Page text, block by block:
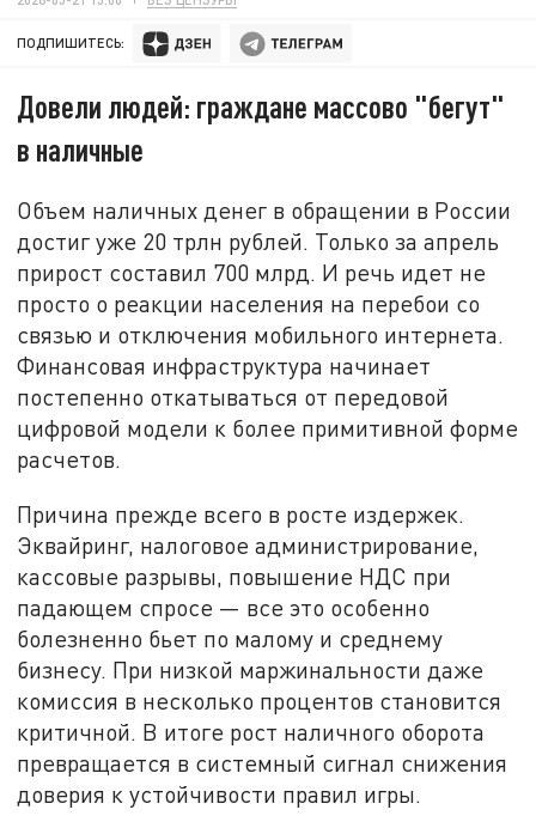
ПОДПИШИТЕСЬ:
Довели людей: граждане массово "бегут"
в наличные
Объем наличных денег в обращении в России
достиг уже 20 трлн рублей. Только за апрель
прирост составил 700 млрд. И речь идет не
просто о реакции населения на перебои со
связью и отключения мобильного интернета.
Финансовая инфраструктура начинает
постепенно откатываться от передовой
цифровой модели к более примитивной форме
расчетов.
Причина прежде всего в росте издержек.
Эквайринг, налоговое администрирование,
кассовые разрывы, повышение НДС при
падающем спросе — все это особенно
болезненно бьет по малому и среднему
бизнесу. При низкой маржинальности даже
комиссия в несколько процентов становится
критичной. В итоге рост наличного оборота
превращается в системный сигнал снижения
доверия к устойчивости правил игры.